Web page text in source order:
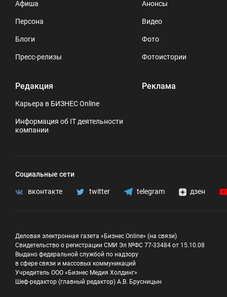
Афиша
Персона
Блоги
Пресс-релизы
Редакция
Карьера в БИЗНЕС Online
Информация об IT деятельности
компании
Анонсы
Видео
Фото
Фотоистории
Реклама
Социальные сети
вконтакте twitter telegram дзен
Деловая электронная газета «Бизнес Online» (на связи)
Свидетельство о регистрации СМИ Эл №ФС 77-33484 от 15.10.08
Выдано федеральной службой по надзору
в сфере связи и массовых коммуникаций
Учредитель ООО «Бизнес Медия Холдинг»
Шеф-редактор (главный редактор) А.В. Брусницын